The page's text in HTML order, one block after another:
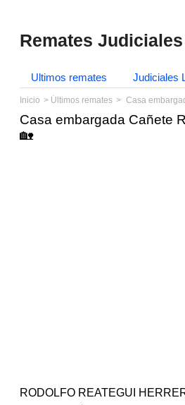
Remates Judiciales
Ultimos remates Judiciales
Inicio Últimos remates Casa
Casa embargada Cañete
🏡
RODOLFO REATEGUI